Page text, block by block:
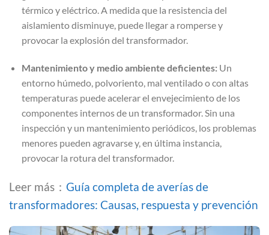
térmico y eléctrico. A medida que la resistencia del
aislamiento disminuye, puede llegar a romperse y
provocar la explosión del transformador.
Mantenimiento y medio ambiente deficientes:Un
entorno húmedo, polvoriento, mal ventilado o con altas
temperaturas puede acelerar el envejecimiento de los
componentes internos de un transformador. Sin una
inspección y un mantenimiento periódicos, los problemas
menores pueden agravarse y, en última instancia,
provocar la rotura del transformador.
Leer más： Guía completa de averías de
transformadores: Causas, respuesta y prevención